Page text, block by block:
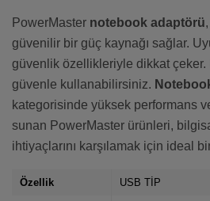
PowerMaster notebook adaptörü
güvenilir bir güç kaynağı sağlar.
güvenlik özellikleriyle dikkat çeker.
güvenle kullanabilirsiniz.
kategorisinde yüksek performans
sunan PowerMaster ürünleri,
ihtiyaçlarını karşılamak için ideal
Özellik USB TİP